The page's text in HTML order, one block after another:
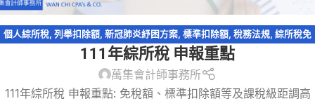
個人綜所稅 列舉扣除額 新冠肺炎紓困方案 標準扣除額 稅務法規 綜所稅免
稅額,股利收入
111年綜所稅 申報重點
萬集會計師事務所
111年綜所稅 申報重點: 免稅額、標準扣除額等及課稅級距調高